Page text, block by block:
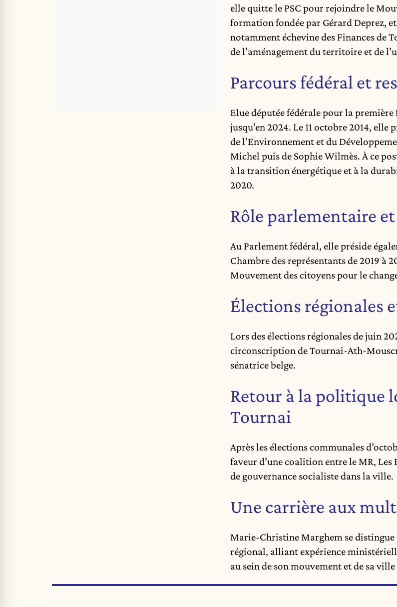
elle quitte le PSC pour rejoindre le
formation fondée par Gérard Deprez,
notamment échevine des Finances de
de l’aménagement du territoire et de
Parcours fédéral et
Elue députée fédérale pour la
jusqu’en 2024. Le 11 octobre 2014,
de l’Environnement et du
Michel puis de Sophie Wilmès. À ce
à la transition énergétique et à la
2020.
Rôle parlementaire
Au Parlement fédéral, elle préside
Chambre des représentants de 2019 à
Mouvement des citoyens pour le
Élections régionales
Lors des élections régionales de juin
circonscription de Tournai-Ath-
sénatrice belge.
Retour à la politique
Tournai
Après les élections communales
faveur d’une coalition entre le MR,
de gouvernance socialiste dans la ville.
Une carrière aux
Marie-Christine Marghem se
régional, alliant expérience
au sein de son mouvement et de sa